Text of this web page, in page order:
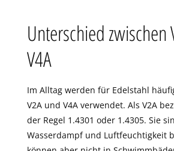
Unterschied zwischen
V4A
Im Alltag werden für Edelstahl
V2A und V4A verwendet. Als V2A
der Regel 1.4301 oder 1.4305. Sie
Wasserdampf und Luftfeuchtigkeit